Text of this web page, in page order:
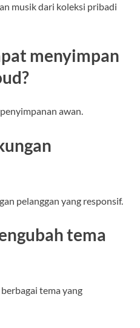
musik dari koleksi pribadi
menyimpan
awan.
pelanggan yang responsif.
tema
tema yang